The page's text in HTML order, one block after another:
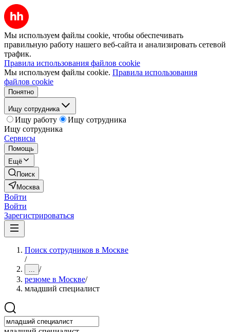
Мы используем файлы cookie, чтобы обеспечивать
правильную работу нашего веб-сайта и анализировать сетевой
трафик.
Правила использования файлов cookie
Мы используем файлы cookie. Правила использования
файлов cookie
Понятно
Ищу сотрудника
Ищу работу
Ищу сотрудника
Ищу сотрудника
Сервисы
Помощь
Ещё
Поиск
Москва
Войти
Войти
Зарегистрироваться
Поиск сотрудников в Москве
/
... /
резюме в Москве/
младший специалист